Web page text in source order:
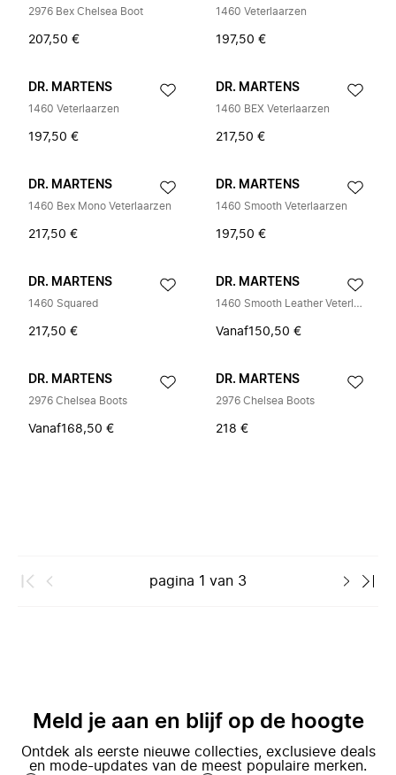
2976 Bex Chelsea Boot
207,50 €
1460 Veterlaarzen
197,50 €
DR. MARTENS
1460 Veterlaarzen
197,50 €
DR. MARTENS
1460 BEX Veterlaarzen
217,50 €
DR. MARTENS
1460 Bex Mono Veterlaarzen
217,50 €
DR. MARTENS
1460 Smooth Veterlaarzen
197,50 €
DR. MARTENS
1460 Squared
217,50 €
DR. MARTENS
1460 Smooth Leather Veterlaarzen
Vanaf150,50 €
DR. MARTENS
2976 Chelsea Boots
Vanaf168,50 €
DR. MARTENS
2976 Chelsea Boots
218 €
pagina 1 van 3
Meld je aan en blijf op de hoogte
Ontdek als eerste nieuwe collecties, exclusieve deals
en mode-updates van de meest populaire merken.